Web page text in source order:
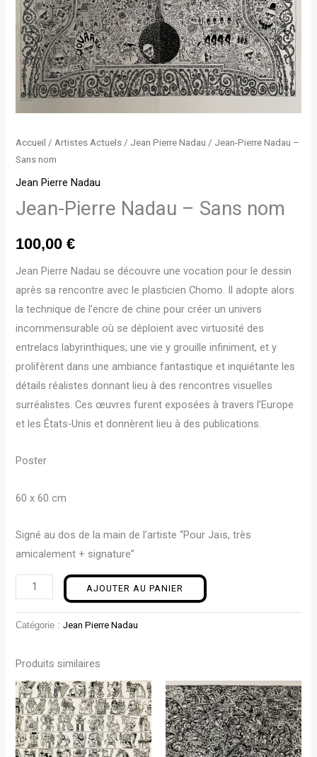
Accueil / Artistes Actuels / Jean Pierre Nadau / Jean-Pierre Nadau –
Sans nom
Jean Pierre Nadau
Jean-Pierre Nadau – Sans nom
100,00€
Jean Pierre Nadau se découvre une vocation pour le dessin
après sa rencontre avec le plasticien Chomo. Il adopte alors
la technique de l’encre de chine pour créer un univers
incommensurable où se déploient avec virtuosité des
entrelacs labyrinthiques; une vie y grouille infiniment, et y
prolifèrent dans une ambiance fantastique et inquiétante les
détails réalistes donnant lieu à des rencontres visuelles
surréalistes. Ces œuvres furent exposées à travers l’Europe
et les États-Unis et donnèrent lieu à des publications.
Poster
60 x 60 cm
Signé au dos de la main de l’artiste “Pour Jaïs, très
amicalement + signature”
AJOUTER AU PANIER
Catégorie :Jean Pierre Nadau
Produits similaires